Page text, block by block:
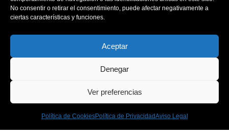
No consentir o retirar el consentimiento, puede afectar negativamente a
ciertas características y funciones.
Aceptar
Denegar
Ver preferencias
Política de CookiesPolítica de PrivacidadAviso Legal
Política de Privacidad
Contacto